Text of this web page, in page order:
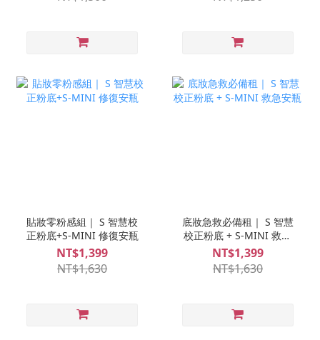
貼妝零粉感組｜ S 智慧校
正粉底+S-MINI 修復安瓶
NT$1,399
NT$1,630
底妝急救必備租｜ S 智慧
校正粉底 + S-MINI 救急
安瓶
NT$1,399
NT$1,630